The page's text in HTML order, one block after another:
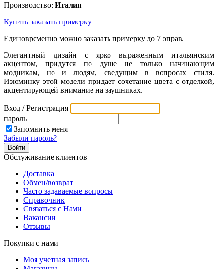
Производство: Италия
Купить заказать примерку
Единовременно можно заказать примерку до 7 оправ.
Элегантный дизайн с ярко выраженным итальянским
акцентом, придутся по душе не только начинающим
модникам, но и людям, сведущим в вопросах стиля.
Изюминку этой модели придает сочетание цвета с отделкой,
акцентирующей внимание на заушниках.
Вход / Регистрация
пароль
Запомнить меня
Забыли пароль?
Обслуживание клиентов
Доставка
Обмен/возврат
Часто задаваемые вопросы
Справочник
Связаться с Нами
Вакансии
Отзывы
Покупки с нами
Моя учетная запись